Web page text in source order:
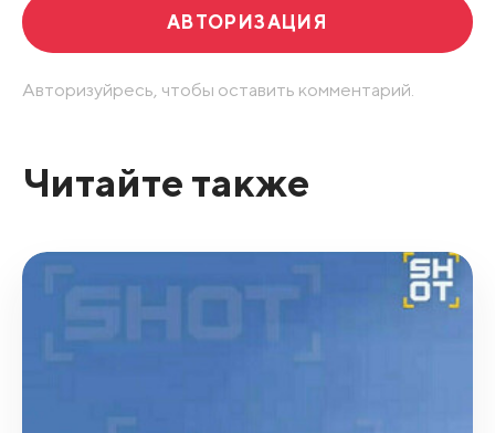
АВТОРИЗАЦИЯ
Авторизуйресь, чтобы оставить комментарий.
Читайте также